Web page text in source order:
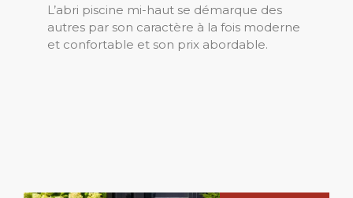
L’abri piscine mi-haut se démarque des
autres par son caractère à la fois moderne
et confortable et son prix abordable.